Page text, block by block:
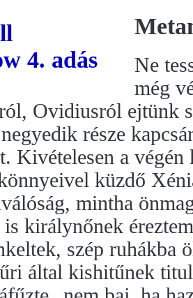
Ne
még
Ovidiusról ejtünk
negyedik része
Kivételesen a
küzdő
mintha
királynőnek
szép ruhákba
által kishitűnek